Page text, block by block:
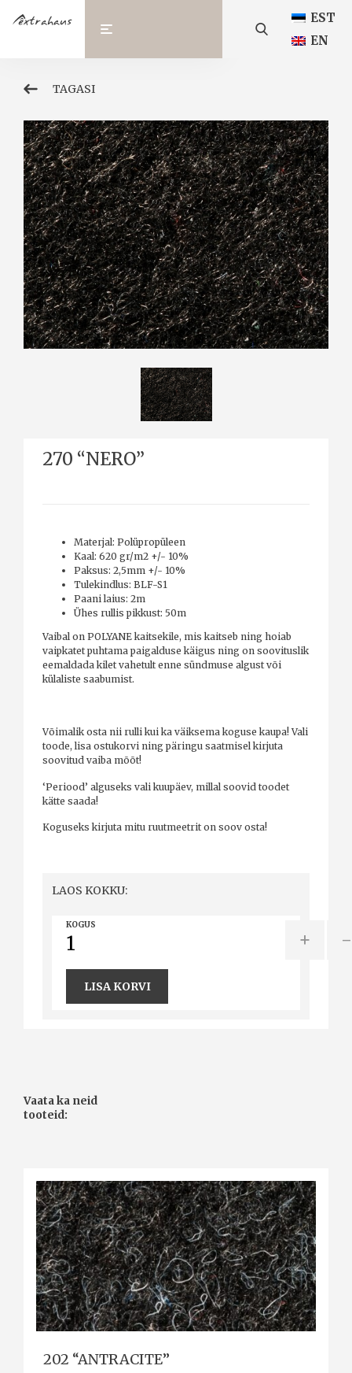
EST
EN
TAGASI
270 “NERO”
Materjal: Polüpropüleen
Kaal: 620 gr/m2 +/- 10%
Paksus: 2,5mm +/- 10%
Tulekindlus: BLF-S1
Paani laius: 2m
Ühes rullis pikkust: 50m
Vaibal on POLYANE kaitsekile, mis kaitseb ning hoiab
vaipkatet puhtama paigalduse käigus ning on soovituslik
eemaldada kilet vahetult enne sündmuse algust või
külaliste saabumist.
Võimalik osta nii rulli kui ka väiksema koguse kaupa! Vali
toode, lisa ostukorvi ning päringu saatmisel kirjuta
soovitud vaiba mõõt!
‘Periood’ alguseks vali kuupäev, millal soovid toodet
kätte saada!
Koguseks kirjuta mitu ruutmeetrit on soov osta!
LAOS KOKKU:
KOGUS
+ -
LISA KORVI
Vaata ka neid
tooteid:
202 “ANTRACITE”